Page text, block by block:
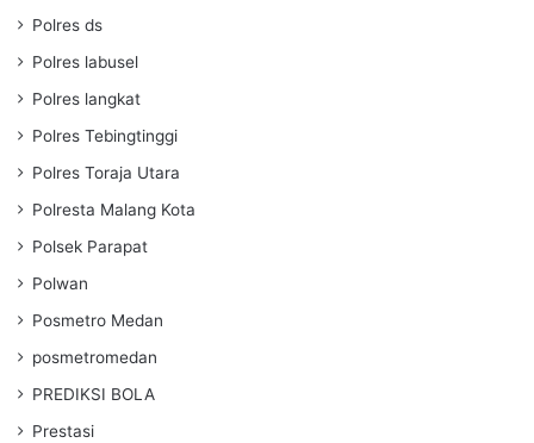
Polres ds
Polres labusel
Polres langkat
Polres Tebingtinggi
Polres Toraja Utara
Polresta Malang Kota
Polsek Parapat
Polwan
Posmetro Medan
posmetromedan
PREDIKSI BOLA
Prestasi